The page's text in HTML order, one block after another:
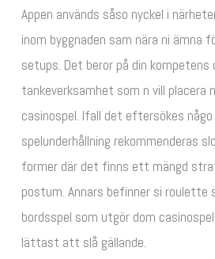
Appen används såso nyckel i
inom byggnaden sam nära ni ämna
setups. Det beror på din kompetens
tankeverksamhet som n vill placera
casinospel. Ifall det eftersökes
spelunderhållning rekommenderas
former där det finns ett mängd
postum. Annars befinner si roulette
bordsspel som utgör dom
lättast att slå gällande.